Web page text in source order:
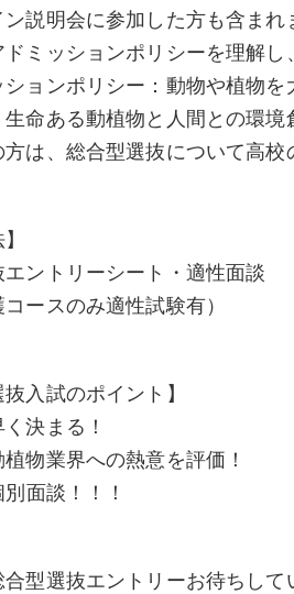
説明会に参加した方も含まれ
ミッションポリシーを理解し
ョンポリシー：動物や植物を
生命ある動植物と人間との環
は、総合型選抜について高校
エントリーシート・適性面談
コースのみ適性試験有）
抜入試のポイント】
決まる！
物業界への熱意を評価！
面談！！！
型選抜エントリーお待ちして